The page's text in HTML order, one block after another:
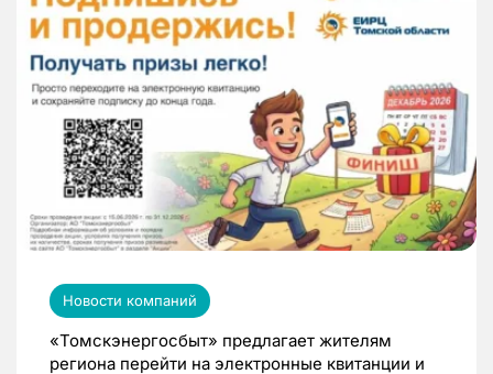
Новости компаний
«Томскэнергосбыт» предлагает жителям
региона перейти на электронные квитанции и